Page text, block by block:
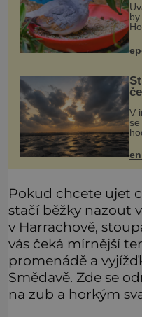
by
V
se
Pokud chcete ujet
stačí běžky nazout
v Harrachově,
vás čeká mírnější
promenádě a
Smědavě. Zde se
na zub a horkým